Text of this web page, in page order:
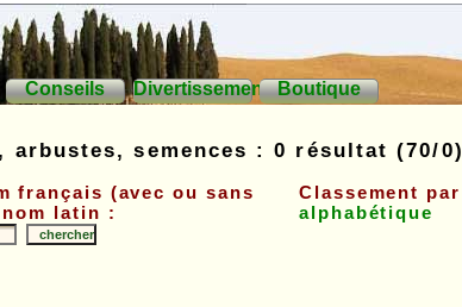
Conseils DivertissementsBoutique
arbustes, semences : 0 résultat (70/0)
français (avec ou sans
latin :
Classement par
alphabétique